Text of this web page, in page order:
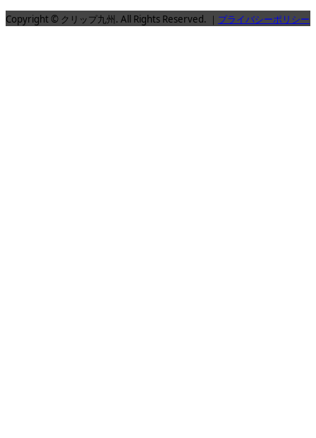
Copyright © クリップ九州. All Rights Reserved. ｜ プライバシーポリシー